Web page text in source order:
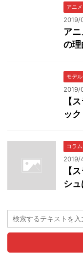
アニ
2019/
ア
の理
モデル
2019/
【
ッ
コラム
2019/
【
シ